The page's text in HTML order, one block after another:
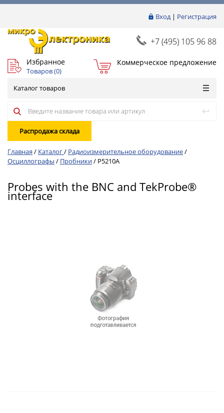
Вход| Регистрация
+7 (495) 105 96 88
Избранное
Товаров (0)
Коммерческое предложение
Каталог товаров
Распродажа склада
Главная / Каталог/ Радиоизмерительное оборудование/
Осциллографы / Пробники/ P5210A
Probes with the BNC and TekProbe®
interface